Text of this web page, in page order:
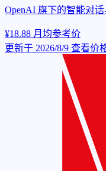
OpenAI 旗下的智能对话
¥18.88 月均参考价
更新于 2026/8/9 查看价